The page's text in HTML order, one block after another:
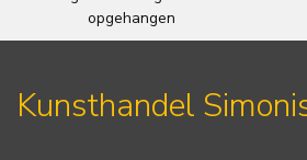
opgehangen
Kunsthandel